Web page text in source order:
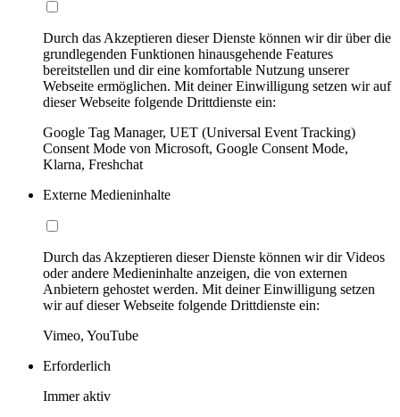
Durch das Akzeptieren dieser Dienste können wir dir über die
grundlegenden Funktionen hinausgehende Features
bereitstellen und dir eine komfortable Nutzung unserer
Webseite ermöglichen. Mit deiner Einwilligung setzen wir auf
dieser Webseite folgende Drittdienste ein:
Google Tag Manager, UET (Universal Event Tracking)
Consent Mode von Microsoft, Google Consent Mode,
Klarna, Freshchat
Externe Medieninhalte
Durch das Akzeptieren dieser Dienste können wir dir Videos
oder andere Medieninhalte anzeigen, die von externen
Anbietern gehostet werden. Mit deiner Einwilligung setzen
wir auf dieser Webseite folgende Drittdienste ein:
Vimeo, YouTube
Erforderlich
Immer aktiv